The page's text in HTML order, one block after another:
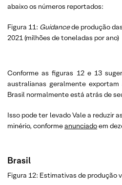
abaixo os números reportados:
Figura 11: Guidancede produção
2021 (milhões de toneladas por ano)
Conforme as figuras 12 e 13
australianas geralmente
Brasil normalmente está atrás de
Isso pode ter levado Vale a reduzir
minério, conformeanunciadoem
Brasil
Figura 12: Estimativas de produção